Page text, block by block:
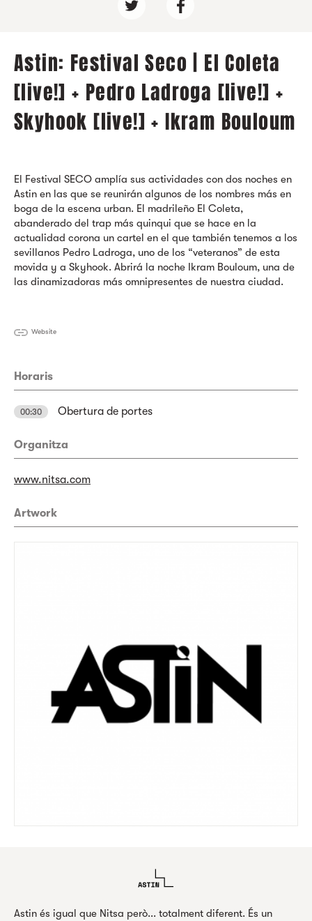
Astin: Festival Seco | El Coleta
[live!] + Pedro Ladroga [live!] +
Skyhook [live!] + Ikram Bouloum
El Festival SECO amplía sus actividades con dos noches en
Astin en las que se reunirán algunos de los nombres más en
boga de la escena urban. El madrileño El Coleta,
abanderado del trap más quinqui que se hace en la
actualidad corona un cartel en el que también tenemos a los
sevillanos Pedro Ladroga, uno de los “veteranos” de esta
movida y a Skyhook. Abrirá la noche Ikram Bouloum, una de
las dinamizadoras más omnipresentes de nuestra ciudad.
Website
Horaris
00:30 Obertura de portes
Organitza
www.nitsa.com
Artwork
Astin és igual que Nitsa però... totalment diferent. És un